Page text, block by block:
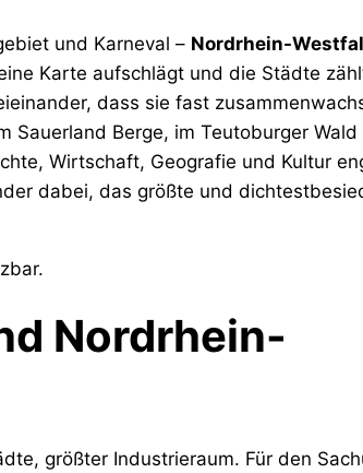
und Karneval – Nordrhein-
Karte aufschlägt und die Städte
dass sie fast
Berge, im Teutoburger Wald
Wirtschaft, Geografie und Kultur
dabei, das größte und
Nordrhein-
größter Industrieraum. Für den